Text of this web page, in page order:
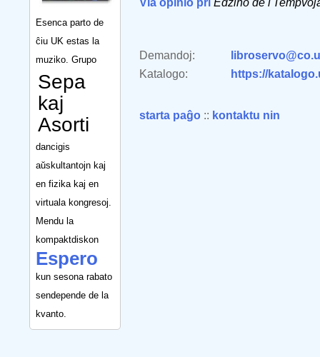
Esenca parto de
ĉiu UK estas la
muziko. Grupo
Sepa
kaj
Asorti
dancigis
aŭskultantojn kaj
en fizika kaj en
virtuala kongresoj.
Mendu la
kompaktdiskon
Espero
kun sesona rabato
sendepende de la
kvanto.
Via opinio pri Edzino de
Demandoj:
Katalogo:
https://
starta paĝo :: kontaktu nin